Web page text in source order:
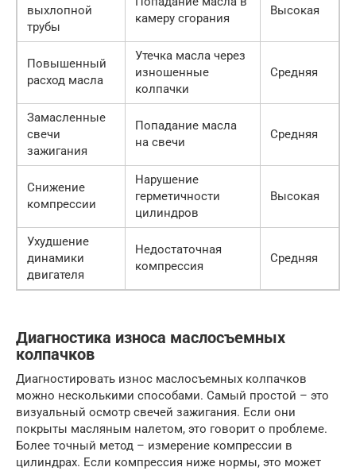
выхлопной
трубы
камеру сгорания
Высокая
Повышенный
расход масла
Утечка масла через
изношенные
колпачки
Средняя
Замасленные
свечи
зажигания
Попадание масла
на свечи
Средняя
Снижение
компрессии
Нарушение
герметичности
цилиндров
Высокая
Ухудшение
динамики
двигателя
Недостаточная
компрессия
Средняя
Диагностика износа маслосъемных
колпачков
Диагностировать износ маслосъемных колпачков
можно несколькими способами. Самый простой – это
визуальный осмотр свечей зажигания. Если они
покрыты масляным налетом, это говорит о проблеме.
Более точный метод – измерение компрессии в
цилиндрах. Если компрессия ниже нормы, это может